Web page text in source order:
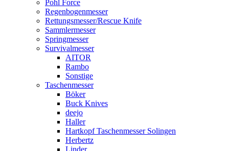
Pohl Force
Regenbogenmesser
Rettungsmesser/Rescue Knife
Sammlermesser
Springmesser
Survivalmesser
AITOR
Rambo
Sonstige
Taschenmesser
Böker
Buck Knives
deejo
Haller
Hartkopf Taschenmesser Solingen
Herbertz
Linder